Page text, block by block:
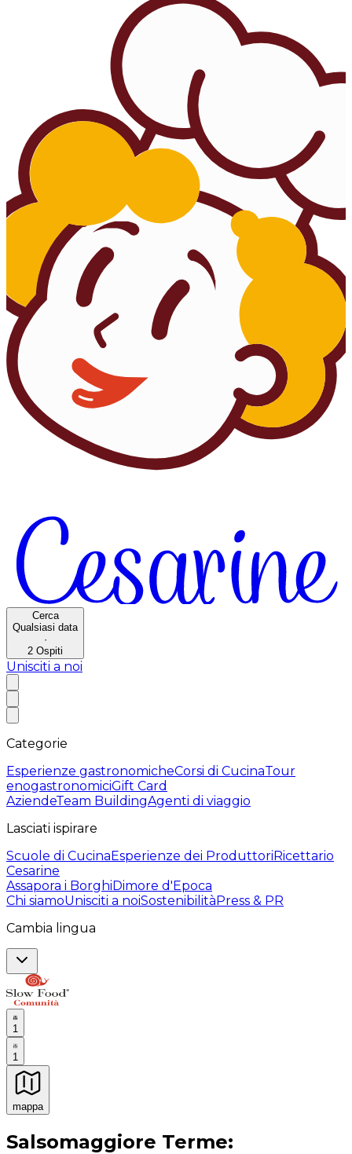
Cerca
Qualsiasi data
·
2 Ospiti
Unisciti a noi
Categorie
Esperienze gastronomicheCorsi di CucinaTour
enogastronomiciGift Card
AziendeTeam BuildingAgenti di viaggio
Lasciati ispirare
Scuole di CucinaEsperienze dei ProduttoriRicettario
Cesarine
Assapora i BorghiDimore d'Epoca
Chi siamoUnisciti a noiSostenibilitàPress & PR
Cambia lingua
1
1
mappa
Esperienze culinarie indimenticabili: Esperienze
Salsomaggiore Terme: